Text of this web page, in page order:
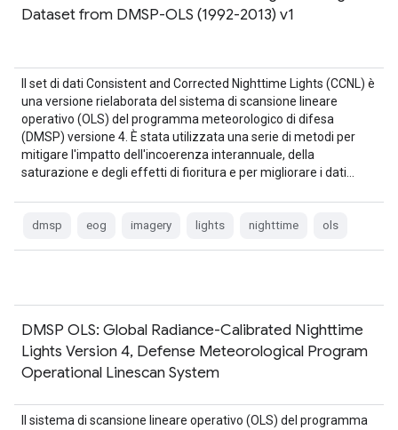
Dataset from DMSP-OLS (1992-2013) v1
Il set di dati Consistent and Corrected Nighttime Lights (CCNL) è
una versione rielaborata del sistema di scansione lineare
operativo (OLS) del programma meteorologico di difesa
(DMSP) versione 4. È stata utilizzata una serie di metodi per
mitigare l'impatto dell'incoerenza interannuale, della
saturazione e degli effetti di fioritura e per migliorare i dati…
dmsp eog imagery lights nighttime ols
DMSP OLS: Global Radiance-Calibrated Nighttime
Lights Version 4, Defense Meteorological Program
Operational Linescan System
Il sistema di scansione lineare operativo (OLS) del programma